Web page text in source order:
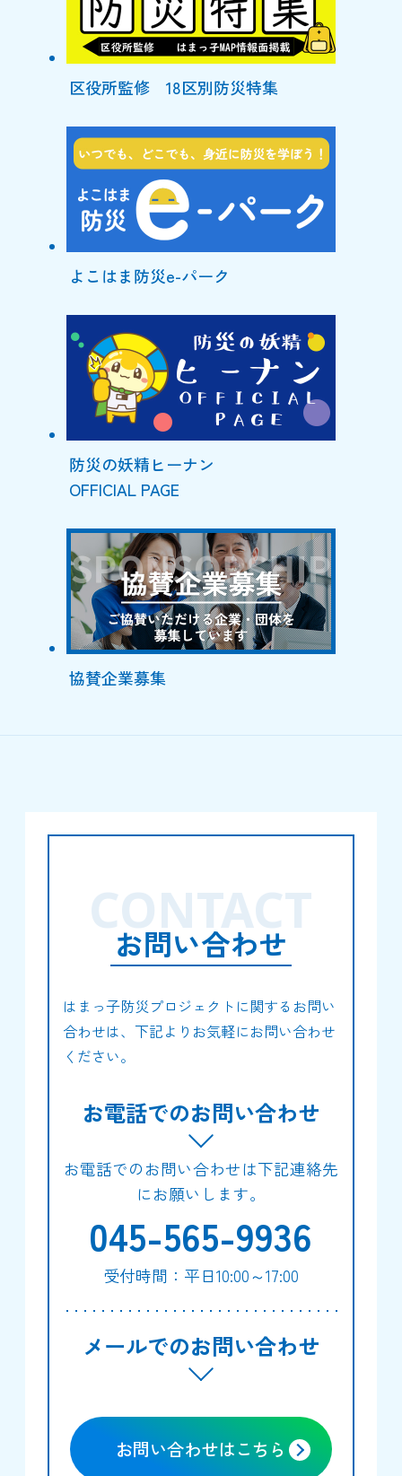
区役所監修 18区別防災特集
よこはま防災e-パーク
防災の妖精ヒーナン
OFFICIAL PAGE
協賛企業募集
お問い合わせ
CONTACT
はまっ子防災プロジェクトに関するお問い
合わせは、下記よりお気軽にお問い合わせ
ください。
お電話でのお問い合わせ
お電話でのお問い合わせは下記連絡先
にお願いします。
045-565-9936
受付時間：平日10:00～17:00
メールでのお問い合わせ
お問い合わせはこちら